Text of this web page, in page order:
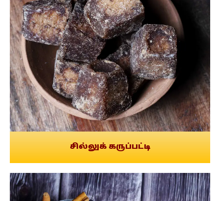
சில்லுக் கருப்பட்டி